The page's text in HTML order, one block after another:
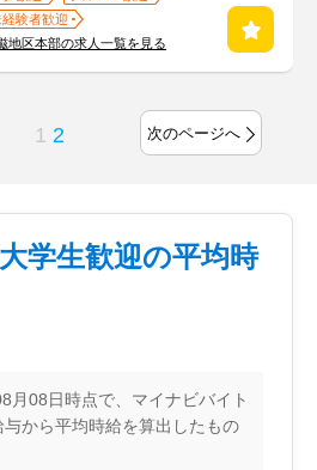
経験者歓迎
区本部の求人一覧を見る
1 2 次のページへ
学生歓迎の平均時
月08日時点で、マイナビバイト
から平均時給を算出したもの